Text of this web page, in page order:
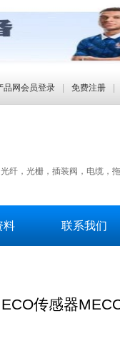
品网会员登录 免费注册
纤，光栅，插装阀，电缆，
料 联系我们
传感器